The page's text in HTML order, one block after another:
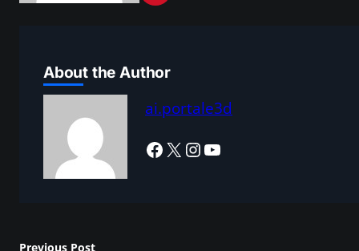
About the Author
ai.portale3d
Facebook X InstagramYouTube
Previous Post